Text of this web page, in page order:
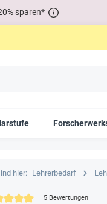
sparen*
hier: Lehrerbedarf
Bewertung von
5 Bewertungen